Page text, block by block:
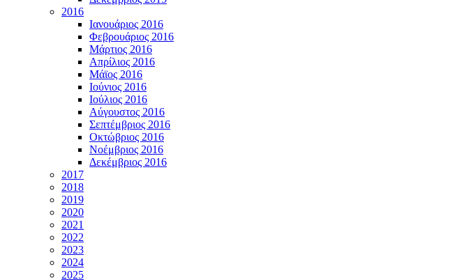
2016
Ιανουάριος 2016
Φεβρουάριος 2016
Μάρτιος 2016
Απρίλιος 2016
Μάϊος 2016
Ιούνιος 2016
Ιούλιος 2016
Αύγουστος 2016
Σεπτέμβριος 2016
Οκτώβριος 2016
Νοέμβριος 2016
Δεκέμβριος 2016
2017
2018
2019
2020
2021
2022
2023
2024
2025